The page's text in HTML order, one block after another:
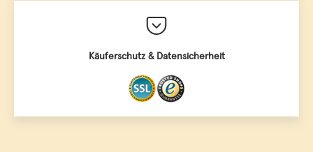
Käuferschutz & Datensicherheit